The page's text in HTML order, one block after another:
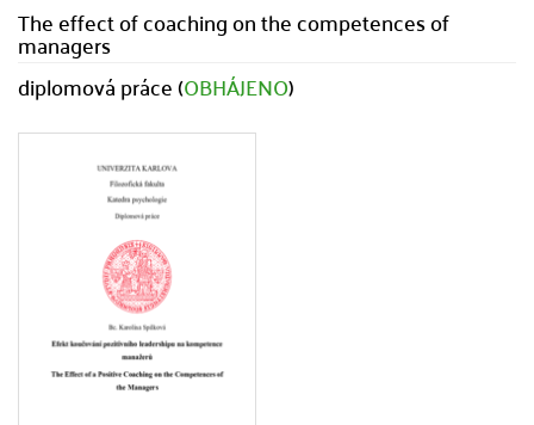
The effect of coaching on the competences of
managers
diplomová práce (OBHÁJENO)